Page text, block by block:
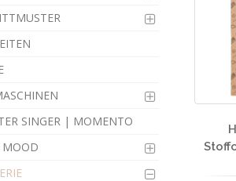
SINGER | MOMENTO
MOOD